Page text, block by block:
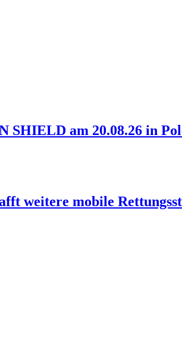
SHIELD am 20.08.26 in
weitere mobile